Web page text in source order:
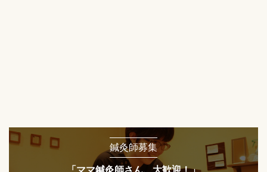
鍼灸師募集
「ママ鍼灸師さん、大歓迎！」